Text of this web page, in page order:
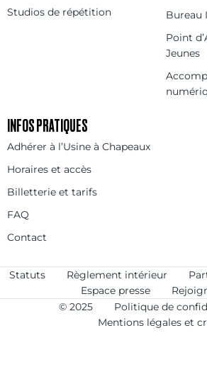
Studios de répétition
Bureau
Point
Jeunes
INFOS PRATIQUES
Adhérer à l’Usine à Chapeaux
Horaires et accès
Billetterie et tarifs
FAQ
Contact
Statuts Règlement intérieur
Espace presse
© 2025
Politique de
Mentions légales et